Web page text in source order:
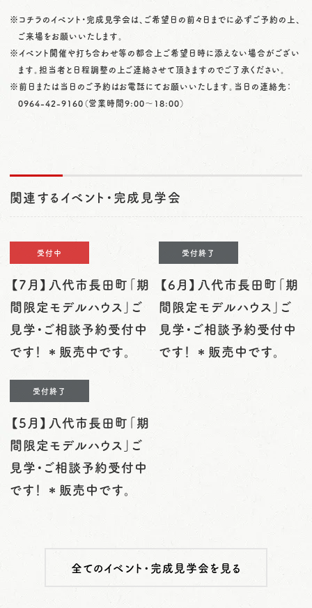
※コチラのイベント・完成見学会は、ご希望日の前々日までに必ずご予約の上、
ご来場をお願いいたします。
※イベント開催や打ち合わせ等の都合上ご希望日時に添えない場合がござい
ます。担当者と日程調整の上ご連絡させて頂きますのでご了承ください。
※前日または当日のご予約はお電話にてお願いいたします。当日の連絡先：
0964-42-9160（営業時間9:00〜18:00）
関連するイベント・完成見学会
受付中
【7月】八代市長田町「期
間限定モデルハウス」ご
見学・ご相談予約受付中
です！ ＊販売中です。
受付終了
【6月】八代市長田町「期
間限定モデルハウス」ご
見学・ご相談予約受付中
です！ ＊販売中です。
受付終了
【5月】八代市長田町「期
間限定モデルハウス」ご
見学・ご相談予約受付中
です！ ＊販売中です。
全てのイベント・完成見学会を見る